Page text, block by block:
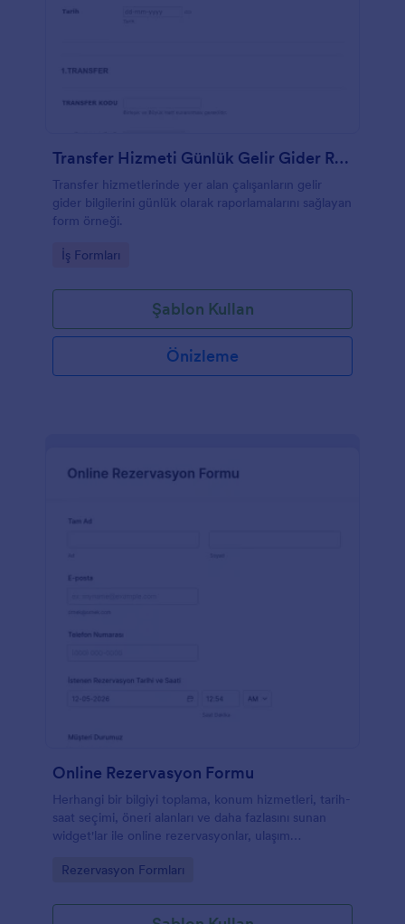
Transfer Hizmeti Günlük Gelir Gider Raporu
Transfer hizmetlerinde yer alan çalışanların gelir
gider bilgilerini günlük olarak raporlamalarını sağlayan
form örneği.
Go to Category:
İş Formları
Şablon Kullan
Önizleme
Online Rezervasyon Formu
Herhangi bir bilgiyi toplama, konum hizmetleri, tarih-
saat seçimi, öneri alanları ve daha fazlasını sunan
widget'lar ile online rezervasyonlar, ulaşım
kullanılabilen kapsamlı bir form.
Go to Category:
Rezervasyon Formları